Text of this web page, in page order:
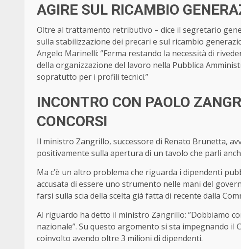
AGIRE SUL RICAMBIO
Oltre al trattamento retributivo – dice il segretario
sulla stabilizzazione dei precari e sul ricambio
Angelo Marinelli: ”Ferma restando la necessità di
della organizzazione del lavoro nella Pubblica
sopratutto per i profili tecnici.”
INCONTRO CON PAOLO
CONCORSI
Il ministro Zangrillo, successore di Renato Brunetta,
positivamente sulla apertura di un tavolo che parli
Ma c’è un altro problema che riguarda i dipendenti
accusata di essere uno strumento nelle mani del
farsi sulla scia della scelta già fatta di recente dalla
Al riguardo ha detto il ministro Zangrillo: ”Dobbiamo
nazionale”. Su questo argomento si sta impegnando
coinvolto avendo oltre 3 milioni di dipendenti.